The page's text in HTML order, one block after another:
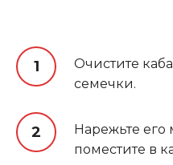
Очистите
семечки.
Нарежьте
поместите в